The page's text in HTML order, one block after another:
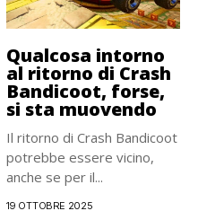
Qualcosa intorno
al ritorno di Crash
Bandicoot, forse,
si sta muovendo
Il ritorno di Crash Bandicoot
potrebbe essere vicino,
anche se per il...
19 OTTOBRE 2025